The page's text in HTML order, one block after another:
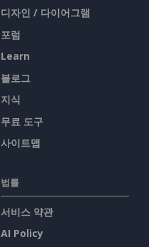
디자인 / 다이어그램
포럼
Learn
블로그
지식
무료 도구
사이트맵
법률
서비스 약관
AI Policy